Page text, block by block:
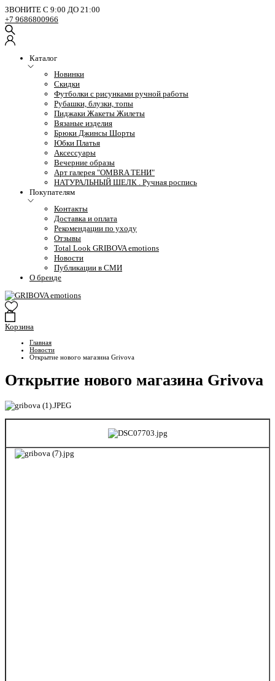
ЗВОНИТЕ С 9:00 ДО 21:00
+7 9686800966
Каталог
Новинки
Скидки
Футболки с рисунками ручной работы
Рубашки, блузки, топы
Пиджаки Жакеты Жилеты
Вязаные изделия
Брюки Джинсы Шорты
Юбки Платья
Аксессуары
Вечерние образы
Арт галерея "OMBRA ТЕНИ"
НАТУРАЛЬНЫЙ ШЕЛК . Ручная роспись
Покупателям
Контакты
Доставка и оплата
Рекомендации по уходу
Отзывы
Total Look GRIBOVA emotions
Новости
Публикации в СМИ
О бренде
Корзина
Главная
Новости
Открытие нового магазина Grivova
Открытие нового магазина Grivova